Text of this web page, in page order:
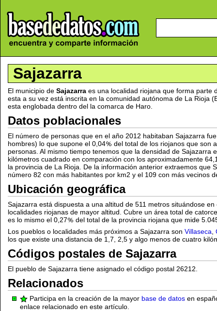
Sajazarra
El municipio de Sajazarra es una localidad riojana que forma parte
esta a su vez está inscrita en la comunidad autónoma de La Rioja
esta englobada dentro del la comarca de Haro.
Datos poblacionales
El número de personas que en el año 2012 habitaban Sajazarra
hombres) lo que supone el 0,04
del total de los riojanos que son
personas. Al mismo tiempo tenemos que la densidad de Sajazarra
kilómetros cuadrado en comparación con los aproximadamente
la provincia de La Rioja. De la información anterior extraemos que
número 82 con más habitantes por km2 y el 109 con más vecinos
Ubicación geográfica
Sajazarra está dispuesta a una altitud de 511 metros situándose
localidades riojanas de mayor altitud. Cubre un área total de
es lo mismo el 0,27
del total de la provincia riojana que mide
Los pueblos o localidades más próximos a Sajazarra son Villaseca
los que existe una distancia de 1,7, 2,5 y algo menos de cuatro
Códigos postales de Sajazarra
El pueblo de Sajazarra tiene asignado el código postal 26212.
Relacionados
Participa en la creación de la mayor base de datos en
enlace relacionado en este artículo.